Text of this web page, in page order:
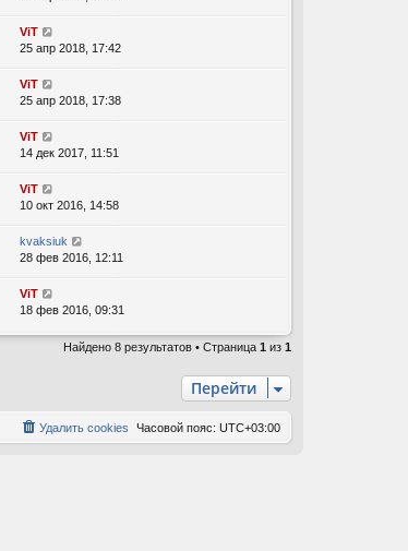
ViT
25 апр 2018, 17:42
ViT
25 апр 2018, 17:38
ViT
14 дек 2017, 11:51
ViT
10 окт 2016, 14:58
kvaksiuk
28 фев 2016, 12:11
ViT
18 фев 2016, 09:31
Найдено 8 результатов • Страница 1 из 1
Перейти
Часовой пояс: UTC+03:00
Удалить cookies